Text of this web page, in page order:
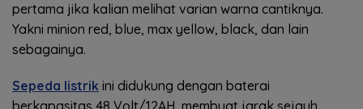
pertama jika kalian melihat varian warna cantiknya.
Yakni minion red, blue, max yellow, black, dan lain
sebagainya.
Sepeda listrik ini didukung dengan baterai